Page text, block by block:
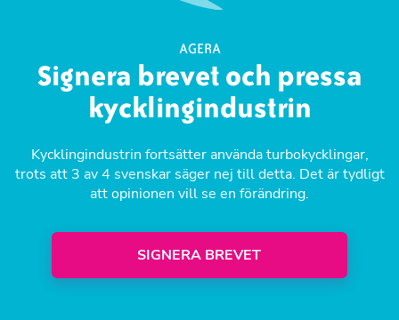
AGERA
Signera brevet och pressa
kycklingindustrin
Kycklingindustrin fortsätter använda turbokycklingar,
trots att 3 av 4 svenskar säger nej till detta. Det är tydligt
att opinionen vill se en förändring.
SIGNERA BREVET